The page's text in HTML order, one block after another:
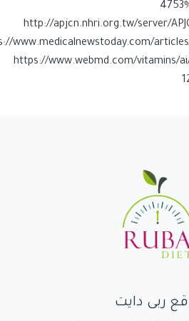
http://apjcn.nhri.org.tw/server/
www.medicalnewstoday.com/
https://www.webmd.com/vitamins/
ربى دايت